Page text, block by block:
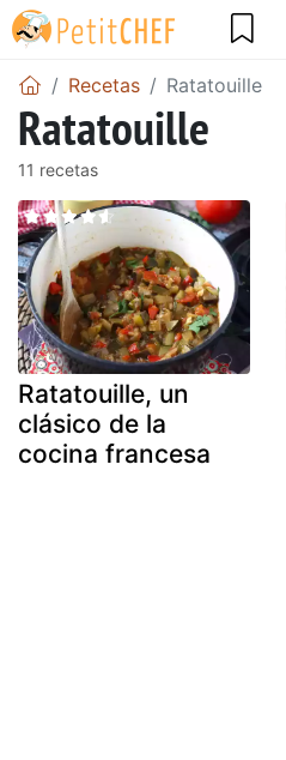
Recetas Ratatouille
Ratatouille
11 recetas
Ratatouille, un
clásico de la
cocina francesa